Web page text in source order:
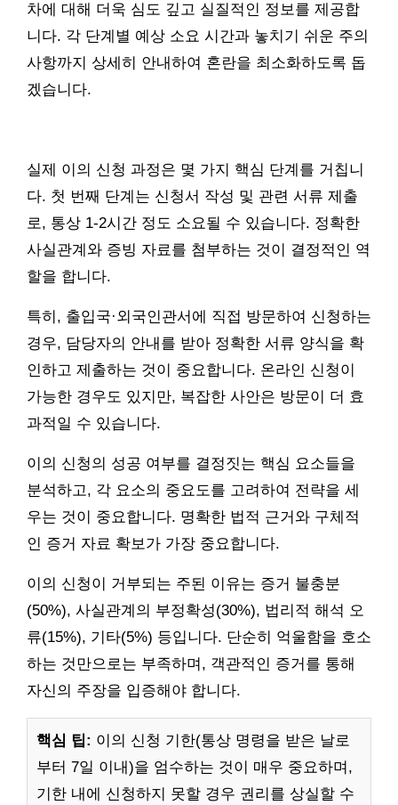
차에 대해 더욱 심도 깊고 실질적인 정보를 제공합
니다. 각 단계별 예상 소요 시간과 놓치기 쉬운 주의
사항까지 상세히 안내하여 혼란을 최소화하도록 돕
겠습니다.
실제 이의 신청 과정은 몇 가지 핵심 단계를 거칩니
다. 첫 번째 단계는 신청서 작성 및 관련 서류 제출
로, 통상 1-2시간 정도 소요될 수 있습니다. 정확한
사실관계와 증빙 자료를 첨부하는 것이 결정적인 역
할을 합니다.
특히, 출입국·외국인관서에 직접 방문하여 신청하는
경우, 담당자의 안내를 받아 정확한 서류 양식을 확
인하고 제출하는 것이 중요합니다. 온라인 신청이
가능한 경우도 있지만, 복잡한 사안은 방문이 더 효
과적일 수 있습니다.
이의 신청의 성공 여부를 결정짓는 핵심 요소들을
분석하고, 각 요소의 중요도를 고려하여 전략을 세
우는 것이 중요합니다. 명확한 법적 근거와 구체적
인 증거 자료 확보가 가장 중요합니다.
이의 신청이 거부되는 주된 이유는 증거 불충분
(50%), 사실관계의 부정확성(30%), 법리적 해석 오
류(15%), 기타(5%) 등입니다. 단순히 억울함을 호소
하는 것만으로는 부족하며, 객관적인 증거를 통해
자신의 주장을 입증해야 합니다.
핵심 팁: 이의 신청 기한(통상 명령을 받은 날로
부터 7일 이내)을 엄수하는 것이 매우 중요하며,
기한 내에 신청하지 못할 경우 권리를 상실할 수